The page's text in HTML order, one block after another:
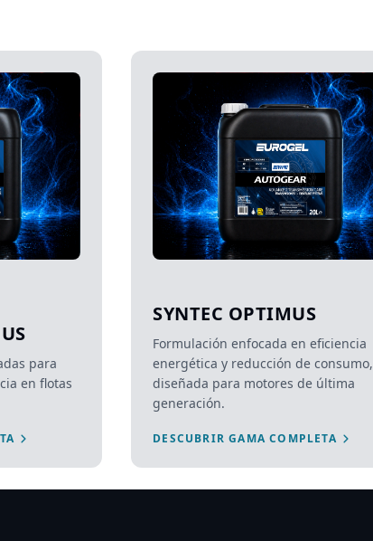
para
en flotas
SYNTEC OPTIMUS
Formulación enfocada en eficiencia
energética y reducción de consumo,
diseñada para motores de última
generación.
DESCUBRIR GAMA COMPLETA